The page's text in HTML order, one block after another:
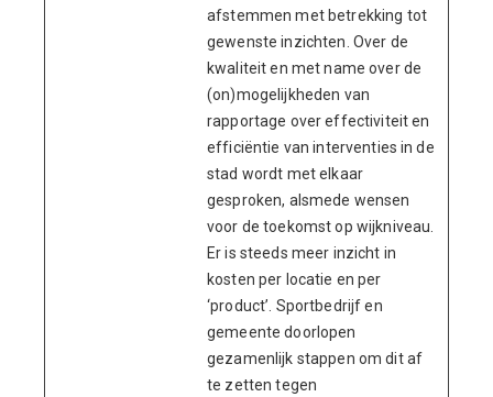
afstemmen met betrekking tot
gewenste inzichten. Over de
kwaliteit en met name over de
(on)mogelijkheden van
rapportage over effectiviteit en
efficiëntie van interventies in de
stad wordt met elkaar
gesproken, alsmede wensen
voor de toekomst op wijkniveau.
Er is steeds meer inzicht in
kosten per locatie en per
‘product’. Sportbedrijf en
gemeente doorlopen
gezamenlijk stappen om dit af
te zetten tegen